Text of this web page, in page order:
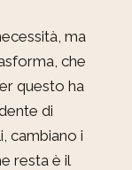
ma
che
questo ha
di
cambiano i
resta è il